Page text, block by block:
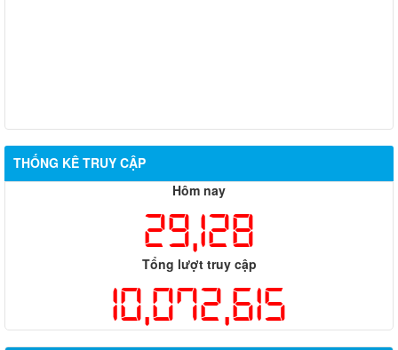
THỐNG KÊ TRUY CẬP
Hôm nay
29,128
Tổng lượt truy cập
10,072,615